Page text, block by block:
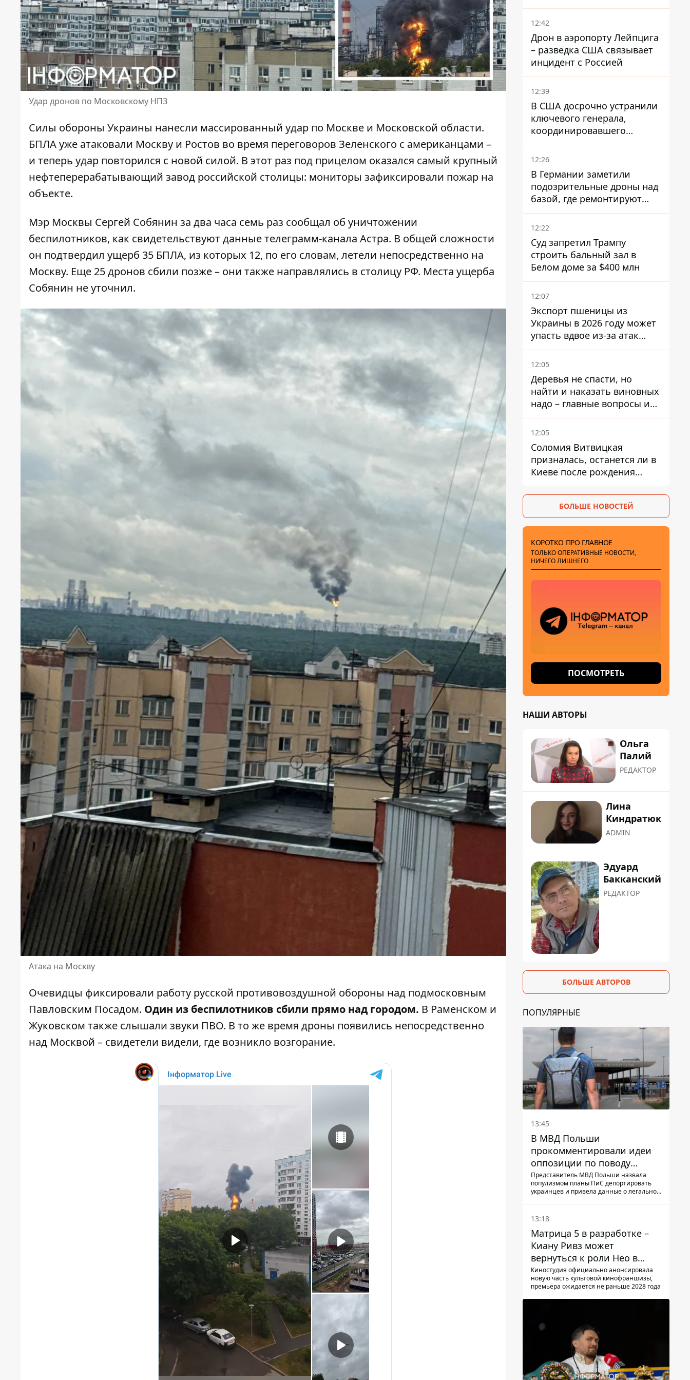
Удар дронов по Московскому НПЗ
Силы обороны Украины нанесли массированный удар по Москве и Московской области.
БПЛА уже атаковали Москву и Ростов во время переговоров Зеленского с американцами –
и теперь удар повторился с новой силой. В этот раз под прицелом оказался самый крупный
нефтеперерабатывающий завод российской столицы: мониторы зафиксировали пожар на
объекте.
Мэр Москвы Сергей Собянин за два часа семь раз сообщал об уничтожении
беспилотников, как свидетельствуют данныетелеграмм-канала Астра. В общей сложности
он подтвердил ущерб 35 БПЛА, из которых 12, по его словам, летели непосредственно на
Москву. Еще 25 дронов сбили позже – они также направлялись в столицу РФ. Места ущерба
Собянин не уточнил.
Атака на Москву
Очевидцы фиксировали работу русской противовоздушной обороны над подмосковным
Павловским Посадом. Один из беспилотников сбили прямо над городом. В Раменском и
Жуковском также слышали звуки ПВО. В то же время дроны появились непосредственно
над Москвой – свидетели видели, где возникло возгорание.
опаздывают более чем на
12 часов
12:42
Дрон в аэропорту Лейпцига
– разведка США связывает
инцидент с Россией
12:39
В США досрочно устранили
ключевого генерала,
координировавшего
поддержку Украины -
причину умалчивают
12:26
В Германии заметили
подозрительные дроны над
базой, где ремонтируют
Patriot - СМИ
12:22
Суд запретил Трампу
строить бальный зал в
Белом доме за $400 млн
12:07
Экспорт пшеницы из
Украины в 2026 году может
упасть вдвое из-за атак
россиян по портам
12:05
Деревья не спасти, но
найти и наказать виновных
надо – главные вопросы и
выводы из конфликта на
Теремках
12:05
Соломия Витвицкая
призналась, останется ли в
Киеве после рождения
БОЛЬШЕ НОВОСТЕЙ
КОРОТКО ПРО ГЛАВНОЕ
ТОЛЬКО ОПЕРАТИВНЫЕ НОВОСТИ,
НИЧЕГО ЛИШНЕГО
ПОСМОТРЕТЬ
НАШИ АВТОРЫ
Ольга
Палий
РЕДАКТОР
Лина
Киндратюк
ADMIN
Эдуард
Бакканский
РЕДАКТОР
БОЛЬШЕ АВТОРОВ
ПОПУЛЯРНЫЕ
13:45
В МВД Польши
прокомментировали идеи
оппозиции по поводу
депортации украинских
мужчин - абсурд и популизм
Представитель МВД Польши назвала
популизмом планы ПиС депортировать
украинцев и привела данные о легальной
13:18
Матрица 5 в разработке –
Киану Ривз может
вернуться к роли Нео в
пятой части
Киностудия официально анонсировала
новую часть культовой кинофраншизы,
премьера ожидается не раньше 2028 года